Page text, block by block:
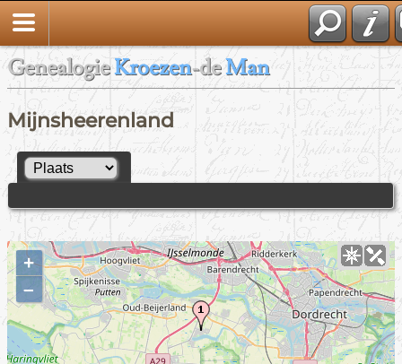
GenealogieKroezen-deMan
Mijnsheerenland
+
–